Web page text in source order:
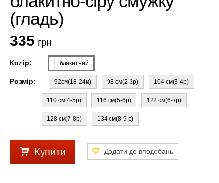
(гладь)
335 грн
Колір: блакитний
Розмір: 92см(18-24м) 98 см(2-3р) 104 см(3-4р)
110 см(4-5р) 116 см(5-6р) 122 см(6-7р)
128 см(7-8р) 134 см(8-9 р)
Купити